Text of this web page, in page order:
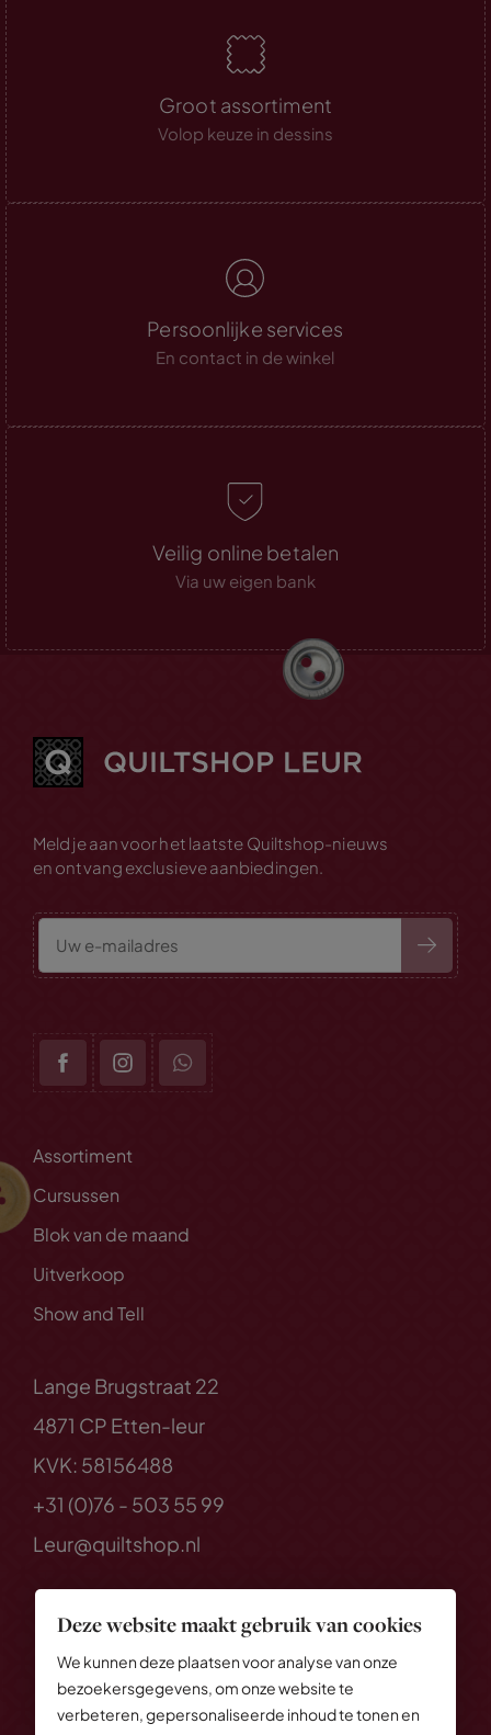
Deze website maakt gebruik van cookies
We kunnen deze plaatsen voor analyse van onze
bezoekersgegevens, om onze website te
verbeteren, gepersonaliseerde inhoud te tonen en
Groot assortiment
Volop keuze in dessins
Persoonlijke services
En contact in de winkel
Veilig online betalen
Via uw eigen bank
Meld je aan voor het laatste Quiltshop-nieuws
en ontvang exclusieve aanbiedingen.
Assortiment
Cursussen
Blok van de maand
Uitverkoop
Show and Tell
Lange Brugstraat 22
4871 CP Etten-leur
KVK: 58156488
+31 (0)76 - 503 55 99
Leur@quiltshop.nl